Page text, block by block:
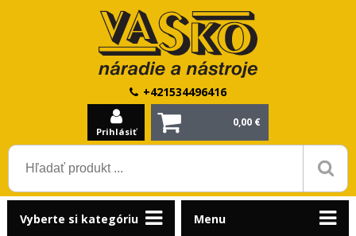
+421534496416
Prihlásiť
0,00 €
Vyberte si kategóriu Menu